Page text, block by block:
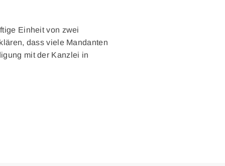
Einheit von zwei
dass viele Mandanten
mit der Kanzlei in